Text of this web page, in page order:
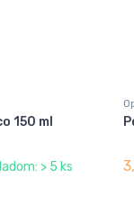
150 ml
> 5 ks 3,